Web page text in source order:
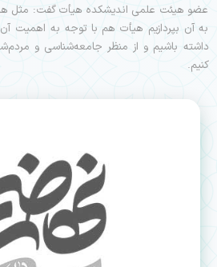
عضو هیئت علمی اندیشکده هیأت گفت: مثل هر
به آن بپردازیم هیأت هم با توجه به اهمیت
داشته باشیم و از منظر جامعه‌شناسی و
کنیم.